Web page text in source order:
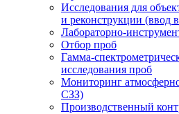
Исследования для
и реконструкции (ввод
Лабораторно-
Отбор проб
Гамма-
исследования проб
Мониторинг
СЗЗ)
Производственный